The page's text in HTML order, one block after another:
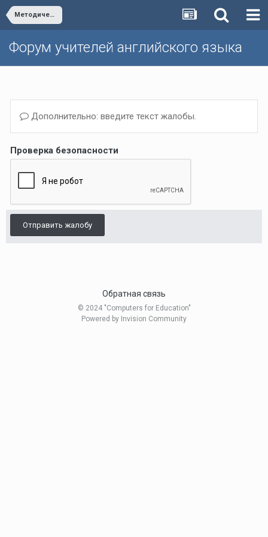
Методическая школа Р.П. Мильруда/Dr. Millrood's School of Methodology
Форум учителей английского языка
Дополнительно: введите текст жалобы.
Проверка безопасности
Отправить жалобу
Обратная связь
© 2024 "Computers for Education"
Powered by Invision Community